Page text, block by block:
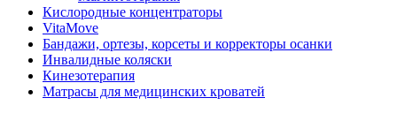
Кислородные концентраторы
VitaMove
Бандажи, ортезы, корсеты и корректоры осанки
Инвалидные коляски
Кинезотерапия
Матрасы для медицинских кроватей